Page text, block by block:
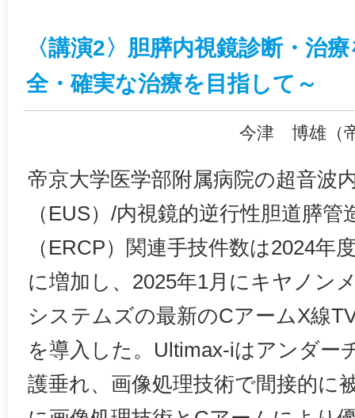
〈講演2〉胆膵内視鏡診断・治
全・確実な治療を目指して～
今津 博雄（
帝京大学医学部附属病院の超音波
（EUS）/内視鏡的逆行性胆道膵管
（ERCP）関連手技件数は2024年
に増加し、2025年1月にキヤノン
システムズの最新のCアームX線
を導入した。Ultimax-iはアンダー
護垂れ、画像処理技術で間接的に